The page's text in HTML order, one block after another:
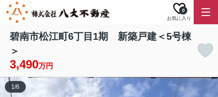
お気に入り
0
碧南市松江町6丁目1期 新築戸建＜5号棟
＞
3,490万円
1/6